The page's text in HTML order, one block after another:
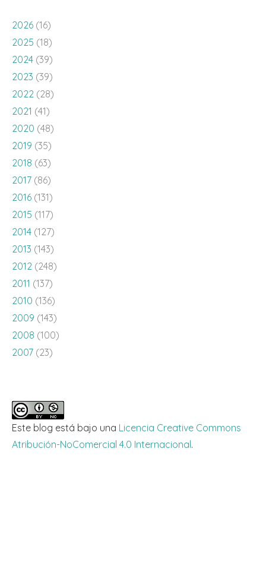
2026 (16)
2025 (18)
2024 (39)
2023 (39)
2022 (28)
2021 (41)
2020 (48)
2019 (35)
2018 (63)
2017 (86)
2016 (131)
2015 (117)
2014 (127)
2013 (143)
2012 (248)
2011 (137)
2010 (136)
2009 (143)
2008 (100)
2007 (23)
Este blog está bajo una Licencia Creative Commons
Atribución-NoComercial 4.0 Internacional.